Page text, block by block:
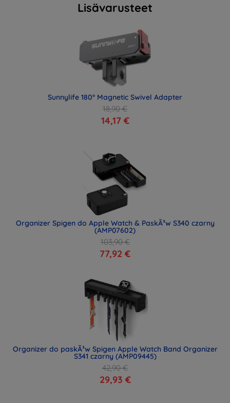
Lisävarusteet
Sunnylife 180° Magnetic Swivel Adapter
18,90 €
14,17 €
Organizer Spigen do Apple Watch & PaskÃ³w S340 czarny
(AMP07602)
103,90 €
77,92 €
Organizer do paskÃ³w Spigen Apple Watch Band Organizer
S341 czarny (AMP09445)
42,90 €
29,93 €